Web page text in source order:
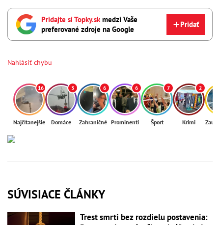
Pridajte si Topky.sk medzi Vaše
preferované zdroje na Google
Pridať
Nahlásiť chybu
16
Najčítanejšie
3
Domáce
6
Zahraničné
6
Prominenti
7
Šport
2
Krimi
SÚVISIACE ČLÁNKY
Trest smrti bez rozdielu postavenia: